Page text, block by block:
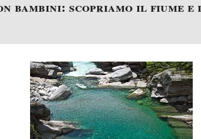
bambini: scopriamo il fiume